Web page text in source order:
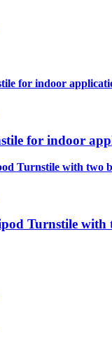
for indoor
Turnstile with